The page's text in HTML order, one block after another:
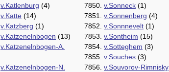
v.Katlenburg (4)
v.Katte (14)
v.Katzberg (1)
v.Katzenelnbogen (13)
v.Katzenelnbogen-A.
v.Katzenelnbogen-N.
7850. v.Sonneck (1)
7851. v.Sonnenberg (4)
7852. v.Sonnnevelt (1)
7853. v.Sontheim (15)
7854. v.Sotteghem (3)
7855. v.Souches (3)
7856. v.Souvorov-Rimnisky